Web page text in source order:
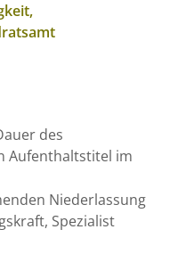
des
Aufenthaltstitel im
Niederlassung
Spezialist